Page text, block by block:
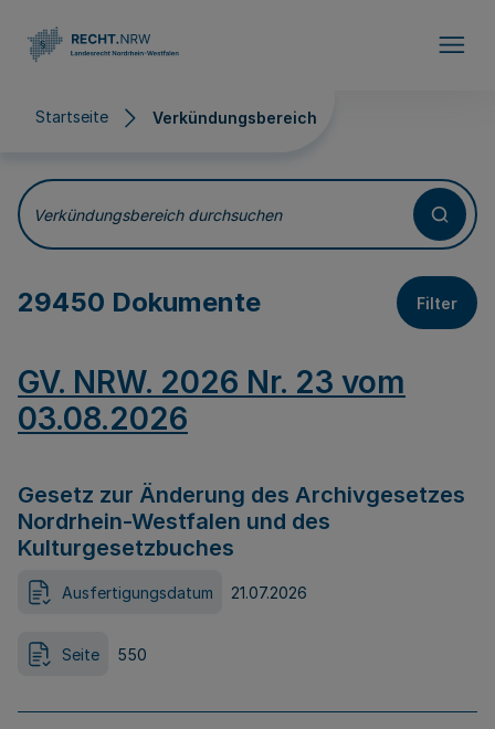
Startseite Verkündungsbereich
Verkündungsbereich
Verkündungsbereich durchsuchen
29450 Dokumente Filter
GV. NRW. 2026 Nr. 23 vom
03.08.2026
Gesetz zur Änderung des Archivgesetzes
Nordrhein-Westfalen und des
Kulturgesetzbuches
Ausfertigungsdatum 21.07.2026
Seite 550